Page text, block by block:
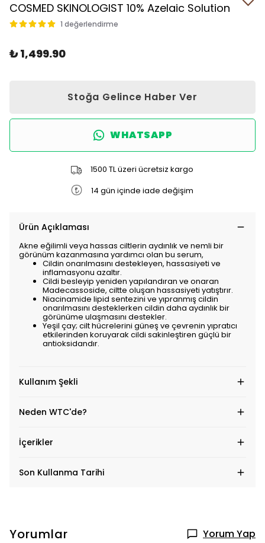
COSMED SKINOLOGIST 10% Azelaic Solution
1 değerlendirme
₺ 1,499.90
Stoğa Gelince Haber Ver
WHATSAPP
1500 TL üzeri ücretsiz kargo
14 gün içinde iade değişim
Ürün Açıklaması
Akne eğilimli veya hassas ciltlerin aydınlık ve nemli bir
görünüm kazanmasına yardımcı olan bu serum,
Cildin onarılmasını destekleyen, hassasiyeti ve
inflamasyonu azaltır.
Cildi besleyip yeniden yapılandıran ve onaran
Madecassoside, ciltte oluşan hassasiyeti yatıştırır.
Niacinamide lipid sentezini ve yıpranmış cildin
onarılmasını desteklerken cildin daha aydınlık bir
görünüme ulaşmasını destekler.
Yeşil çay; cilt hücrelerini güneş ve çevrenin yıpratıcı
etkilerinden koruyarak cildi sakinleştiren güçlü bir
antioksidandır.
Kullanım Şekli
Neden WTC'de?
İçerikler
Son Kullanma Tarihi
Yorumlar Yorum Yap